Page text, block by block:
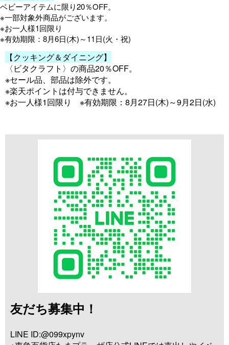
ベビーアイテムに限り20％OFF。
※一部対象外商品がございます。
※お一人様1回限り
※有効期限：8月6日(木)～11日(火・祝)
【クッキング＆ダイニング】
〈ビタクラフト〉の商品20％OFF。
※セール品、部品は除外です。
※楽天ポイントは付与できません。
※お一人様1回限り ※有効期限：8月27日(木)～9月2日(水)
友だち募集中！
LINE ID:@099xpynv